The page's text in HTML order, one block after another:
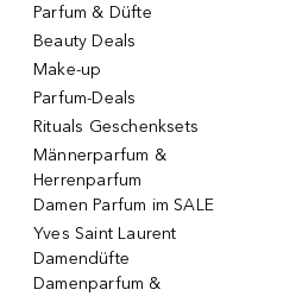
Parfum & Düfte
Beauty Deals
Make-up
Parfum-Deals
Rituals Geschenksets
Männerparfum &
Herrenparfum
Damen Parfum im SALE
Yves Saint Laurent
Damendüfte
Damenparfum &